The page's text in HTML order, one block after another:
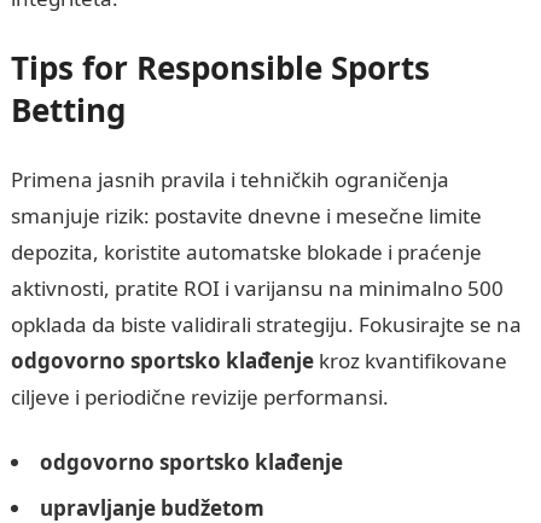
Tips for Responsible Sports
Betting
Primena jasnih pravila i tehničkih ograničenja
smanjuje rizik: postavite dnevne i mesečne limite
depozita, koristite automatske blokade i praćenje
aktivnosti, pratite ROI i varijansu na minimalno 500
opklada da biste validirali strategiju. Fokusirajte se na
odgovorno sportsko klađenjekroz kvantifikovane
ciljeve i periodične revizije performansi.
odgovorno sportsko klađenje
upravljanje budžetom